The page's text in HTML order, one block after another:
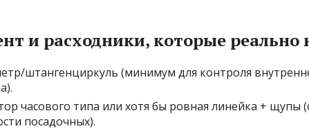
и расходники, которые
штангенциркуль (минимум для контроля
часового типа или хотя бы ровная линейка + щупы
посадочных).